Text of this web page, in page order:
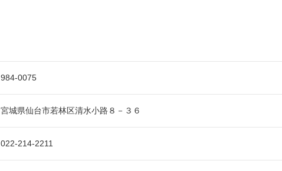
984-0075
宮城県仙台市若林区清水小路８－３６
022-214-2211